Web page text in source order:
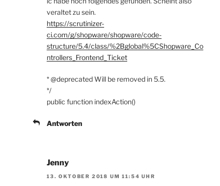
veraltet zu sein.
https://scrutinizer-
ci.com/g/shopware/shopware/code-
structure/5.4/class/%2Bglobal%5CShopware_Co
ntrollers_Frontend_Ticket
* @deprecated Will be removed in 5.5.
*/
public function indexAction()
Antworten
Jenny
13. OKTOBER 2018 UM 11:54 UHR